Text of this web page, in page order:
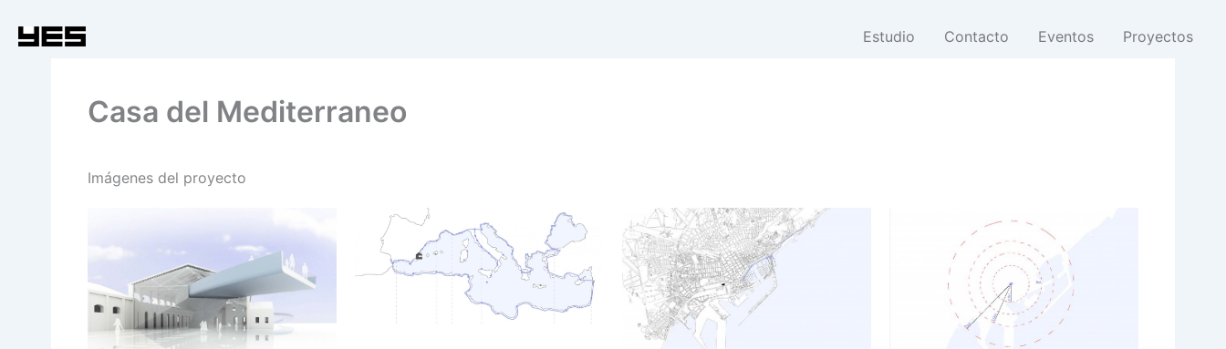
Estudio Contacto Eventos Proyectos
Casa del Mediterraneo
Imágenes del proyecto